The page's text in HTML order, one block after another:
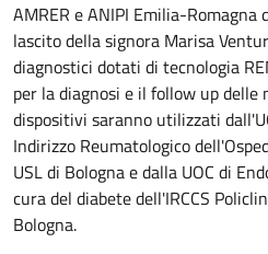
AMRER e ANIPI Emilia-Romagna
lascito della signora Marisa
diagnostici dotati di tecnologia
per la diagnosi e il follow up
dispositivi saranno utilizzati
Indirizzo Reumatologico
USL di Bologna e dalla UOC di
cura del diabete dell'IRCCS
Bologna.